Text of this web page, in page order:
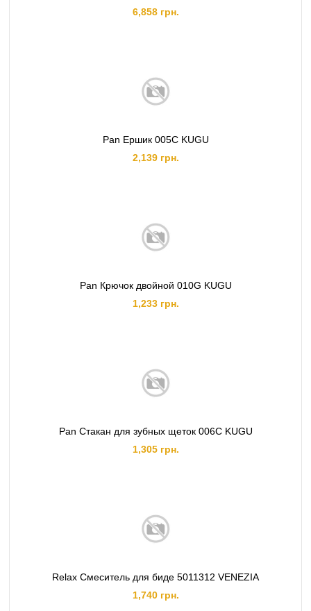
6,858 грн.
Pan Ершик 005C KUGU
2,139 грн.
Pan Крючок двойной 010G KUGU
1,233 грн.
Pan Стакан для зубных щеток 006C KUGU
1,305 грн.
Relax Смеситель для биде 5011312 VENEZIA
1,740 грн.